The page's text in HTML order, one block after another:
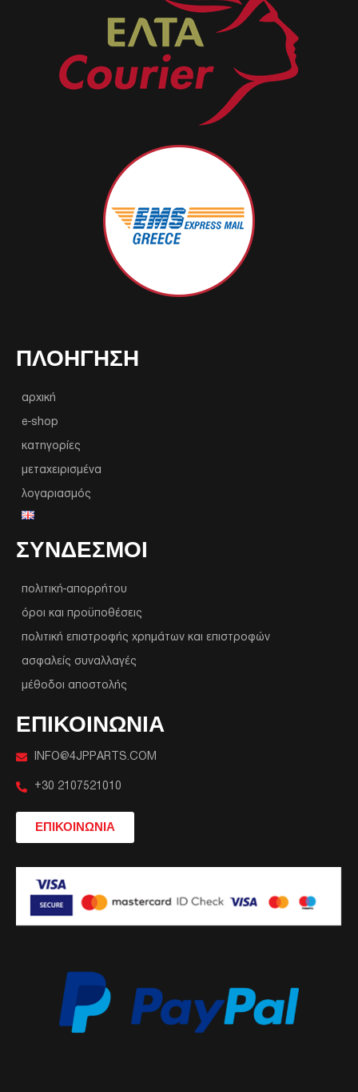
ΠΛΟΉΓΗΣΗ
αρχική
e-shop
κατηγορίες
μεταχειρισμένα
λογαριασμός
ΣΥΝΔΕΣΜΟΙ
πολιτική-απορρήτου
όροι και προϋποθέσεις
πολιτική επιστροφής χρημάτων και επιστροφών
ασφαλείς συναλλαγές
μέθοδοι αποστολής
ΕΠΙΚΟΙΝΩΝΙΑ
INFO@4JPPARTS.COM
+30 2107521010
ΕΠΙΚΟΙΝΩΝΙΑ